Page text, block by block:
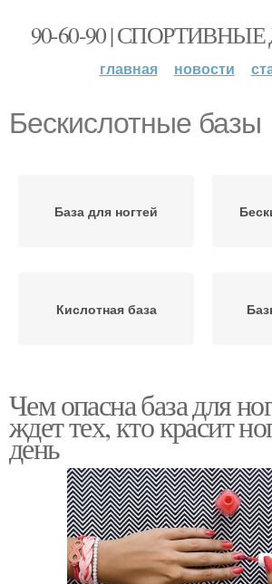
90-60-90 |
главная новости
Бескислотные базы
База для ногтей
Кислотная база
Чем опасна база для
ждет тех, кто красит
день